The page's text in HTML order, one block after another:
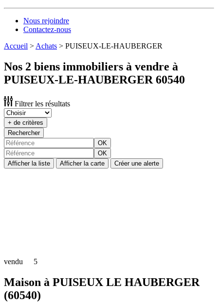
Nous rejoindre
Contactez-nous
Accueil > Achats > PUISEUX-LE-HAUBERGER
Nos 2 biens immobiliers à vendre à
PUISEUX-LE-HAUBERGER 60540
Filtrer les résultats
+ de critères
Rechercher
OK
OK
Afficher la liste
Afficher la carte Créer une alerte
vendu 5
Maison à PUISEUX LE HAUBERGER
(60540)